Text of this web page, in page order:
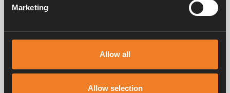
Marketing
Allow all
Allow selection
Wir laden Sie herzlich ein, uns an unserem Stand auf der
besuchen. Dieses Jahr präsentieren wir zahlreiche
Innovation: die Alde Compact 4000 D.